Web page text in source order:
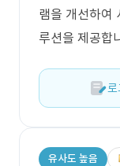
램을 개선하여
루션을 제공합
로
유사도 높음